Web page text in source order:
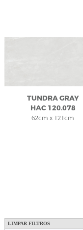
TUNDRA GRAY
HAC 120.078
62cm x 121cm
LIMPAR FILTROS